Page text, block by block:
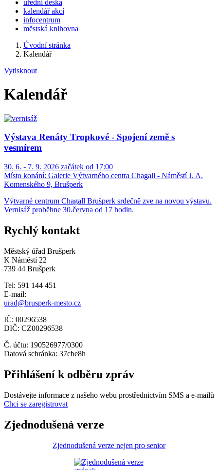
úřední deska
kalendář akcí
infocentrum
městská knihovna
Úvodní stránka
Kalendář
Vytisknout
Kalendář
Výstava Renáty Tropkové - Spojení země s
vesmírem
30. 6. - 7. 9. 2026 začátek od 17:00
Místo konání: Galerie Výtvarného centra Chagall - Náměstí J. A.
Komenského 9, Brušperk
Výtvarné centrum Chagall Brušperk srdečně zve na novou výstavu.
Vernisáž proběhne 30.června od 17 hodin.
Rychlý kontakt
Městský úřad Brušperk
K Náměstí 22
739 44 Brušperk
Tel: 591 144 451
E-mail:
urad@brusperk-mesto.cz
IČ: 00296538
DIČ: CZ00296538
Č. účtu: 190526977/0300
Datová schránka: 37cbe8h
Přihlášení k odběru zpráv
Dostávejte informace z našeho webu prostřednictvím SMS a e-mailů
Chci se zaregistrovat
Zjednodušená verze
Zjednodušená verze nejen pro senior